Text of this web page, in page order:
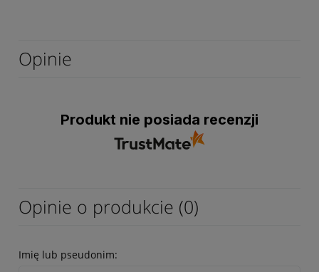
Opinie
Produkt nie posiada recenzji
Opinie o produkcie (0)
Imię lub pseudonim: